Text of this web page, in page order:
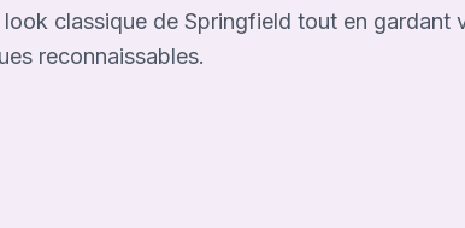
classique de Springfield tout en gardant
reconnaissables.